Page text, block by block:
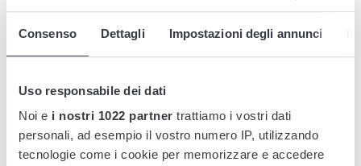
Consenso Dettagli Impostazioni degli annunci
Uso responsabile dei dati
Noi e i nostri 1022 partner trattiamo i vostri dati
personali, ad esempio il vostro numero IP, utilizzando
tecnologie come i cookie per memorizzare e accedere
vengono utilizzati
per l'analisi
interna
_ga Google
Registra un ID
univoco utilizzato
2 anni